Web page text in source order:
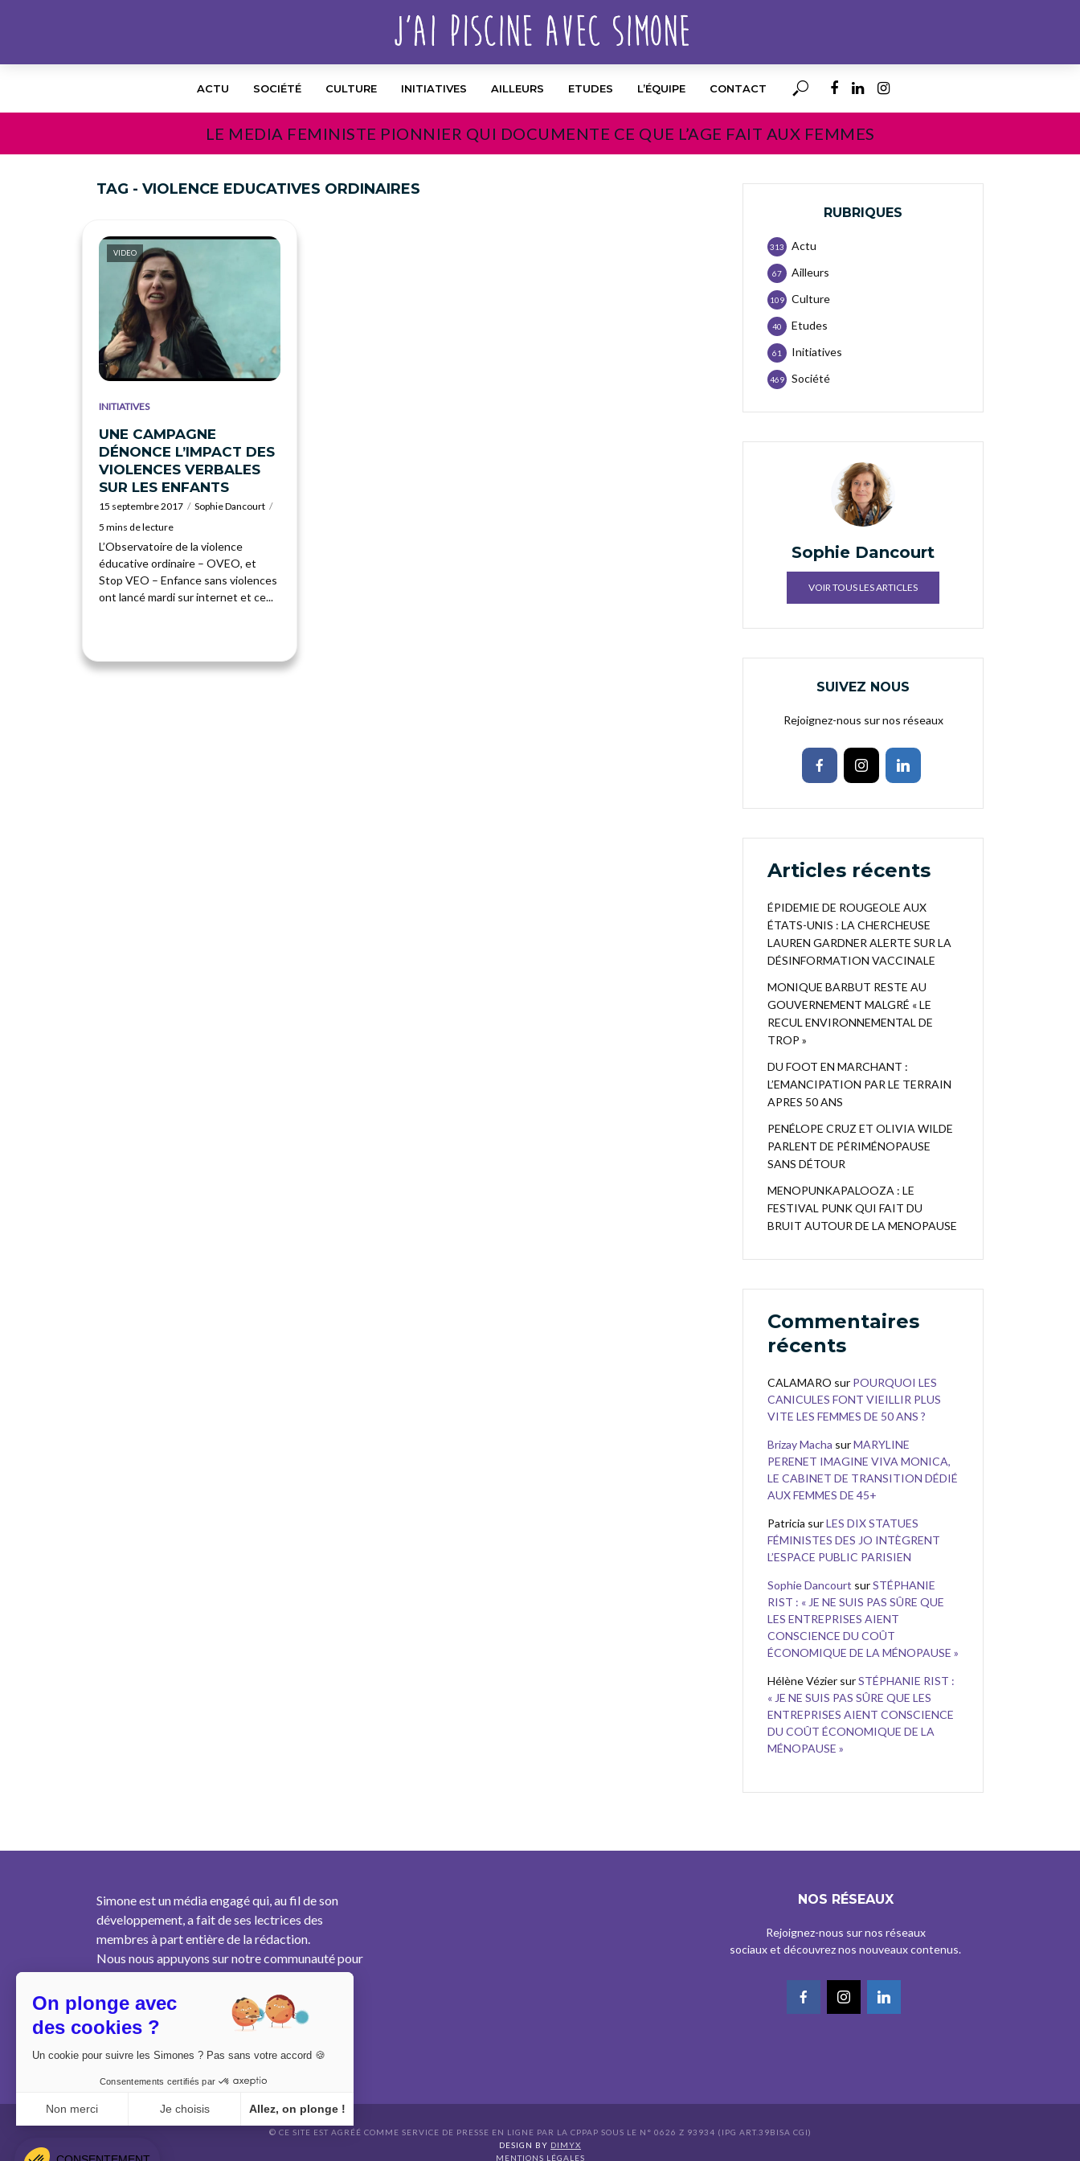
ACTU SOCIÉTÉ CULTURE INITIATIVES AILLEURS ETUDES L’ÉQUIPE CONTACT
LE MEDIA FEMINISTE PIONNIER QUI DOCUMENTE CE QUE L’AGE FAIT AUX FEMMES
TAG - VIOLENCE EDUCATIVES ORDINAIRES
VIDEO
INITIATIVES
UNE CAMPAGNE
DÉNONCE L’IMPACT DES
VIOLENCES VERBALES
SUR LES ENFANTS
15 septembre 2017
Sophie Dancourt
5 mins de lecture
L’Observatoire de la violence
éducative ordinaire – OVEO, et
Stop VEO – Enfance sans violences
ont lancé mardi sur internet et ce...
RUBRIQUES
Actu
313
Ailleurs
67
Culture
109
Etudes
40
Initiatives
61
Société
469
Sophie Dancourt
VOIR TOUS LES ARTICLES
SUIVEZ NOUS
Rejoignez-nous sur nos réseaux
Articles récents
ÉPIDEMIE DE ROUGEOLE AUX
ÉTATS-UNIS : LA CHERCHEUSE
LAUREN GARDNER ALERTE SUR LA
DÉSINFORMATION VACCINALE
MONIQUE BARBUT RESTE AU
GOUVERNEMENT MALGRÉ « LE
RECUL ENVIRONNEMENTAL DE
TROP »
DU FOOT EN MARCHANT :
L’EMANCIPATION PAR LE TERRAIN
APRES 50 ANS
PENÉLOPE CRUZ ET OLIVIA WILDE
PARLENT DE PÉRIMÉNOPAUSE
SANS DÉTOUR
MENOPUNKAPALOOZA : LE
FESTIVAL PUNK QUI FAIT DU
BRUIT AUTOUR DE LA MENOPAUSE
Commentaires
récents
CALAMARO sur POURQUOI LES
CANICULES FONT VIEILLIR PLUS
VITE LES FEMMES DE 50 ANS ?
Brizay Macha surMARYLINE
PERENET IMAGINE VIVA MONICA,
LE CABINET DE TRANSITION DÉDIÉ
AUX FEMMES DE 45+
Patricia surLES DIX STATUES
FÉMINISTES DES JO INTÈGRENT
L’ESPACE PUBLIC PARISIEN
Sophie Dancourt surSTÉPHANIE
RIST : « JE NE SUIS PAS SÛRE QUE
LES ENTREPRISES AIENT
CONSCIENCE DU COÛT
ÉCONOMIQUE DE LA MÉNOPAUSE »
Hélène Vézier surSTÉPHANIE RIST :
« JE NE SUIS PAS SÛRE QUE LES
ENTREPRISES AIENT CONSCIENCE
DU COÛT ÉCONOMIQUE DE LA
MÉNOPAUSE »
Simone est un média engagé qui, au fil de son
développement, a fait de ses lectrices des
membres à part entière de la rédaction.
Nous nous appuyons sur notre communauté pour
produire un contenu pertinent au plus près des
besoins des femmes de notre génération.
NOS RÉSEAUX
Rejoignez-nous sur nos réseaux
sociaux et découvrez nos nouveaux contenus.
© CE SITE EST AGRÉÉ COMME SERVICE DE PRESSE EN LIGNE PAR LA CPPAP SOUS LE N° 0626 Z 93934 (IPG ART.39BISA CGI)
DESIGN BY DIMYX
MENTIONS LÉGALES
On plonge avec
des cookies ?
Un cookie pour suivre les Simones ? Pas sans votre accord 🍪
Consentements certifiés par
Non merci Je choisis Allez, on plonge !
Plateforme de Gestion du Consentement : Personnalisez vos Options